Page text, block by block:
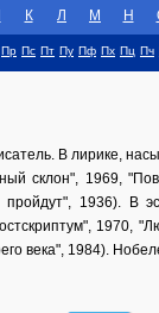
К Л М Н
Пр Пс Пт Пу Пф Пх Пц Пч
В лирике,
склон", 1969,
1936). В
1970,
века", 1984).